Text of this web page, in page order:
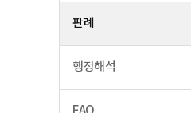
판례
행정해석